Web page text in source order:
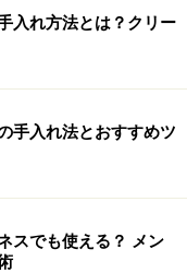
入れ方法とは？クリー
手入れ法とおすすめツ
スでも使える？ メン